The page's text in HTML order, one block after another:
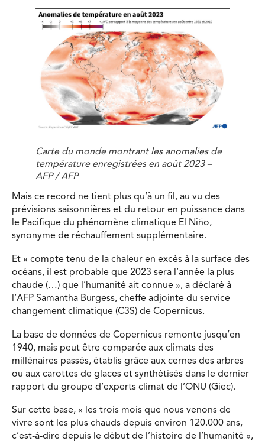
Carte du monde montrant les anomalies de
température enregistrées en août 2023 –
AFP / AFP
Mais ce record ne tient plus qu’à un fil, au vu des
prévisions saisonnières et du retour en puissance dans
le Pacifique du phénomène climatique El Niño,
synonyme de réchauffement supplémentaire.
Et « compte tenu de la chaleur en excès à la surface des
océans, il est probable que 2023 sera l’année la plus
chaude (…) que l’humanité ait connue », a déclaré à
l’AFP Samantha Burgess, cheffe adjointe du service
changement climatique (C3S) de Copernicus.
La base de données de Copernicus remonte jusqu’en
1940, mais peut être comparée aux climats des
millénaires passés, établis grâce aux cernes des arbres
ou aux carottes de glaces et synthétisés dans le dernier
rapport du groupe d’experts climat de l’ONU (Giec).
Sur cette base, « les trois mois que nous venons de
vivre sont les plus chauds depuis environ 120.000 ans,
c’est-à-dire depuis le début de l’histoire de l’humanité »,